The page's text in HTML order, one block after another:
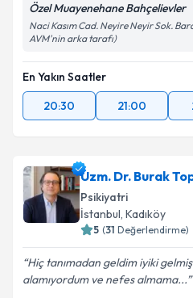
Özel Muayenehane Bahçelievler
Naci Kasım Cad. Neyire Neyir Sok.
AVM'nin arka tarafı)
En Yakın Saatler
20:30
21:00
Uzm. Dr. Burak
Psikiyatri
İstanbul, Kadıköy
5 (31 Değerlendirme)
Hiç tanımadan geldim iyiki
alamıyordum ve nefes almama...